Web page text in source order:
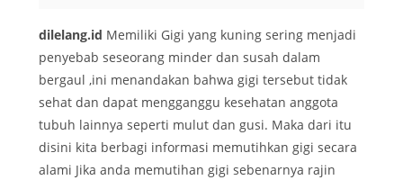
dilelang.id Memiliki Gigi yang kuning sering menjadi
penyebab seseorang minder dan susah dalam
bergaul ,ini menandakan bahwa gigi tersebut tidak
sehat dan dapat mengganggu kesehatan anggota
tubuh lainnya seperti mulut dan gusi. Maka dari itu
disini kita berbagi informasi memutihkan gigi secara
alami Jika anda memutihan gigi sebenarnya rajin